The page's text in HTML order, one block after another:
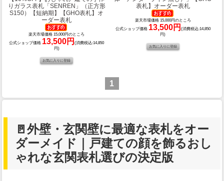
りガラス表札「SENREN」（正方形
S150）【短納期】【GHO表札】オ
ーダー表札
楽天市場価格 15,000円のところ
公式ショップ価格 13,500円(消費税込:14,850
円)
表札】オーダー表札
楽天市場価格 15,000円のところ
公式ショップ価格 13,500円 (消費税込:14,850
円)
1
🚪外壁・玄関壁に最適な表札をオー
ダーメイド｜戸建ての顔を飾るおし
ゃれな玄関表札選びの決定版